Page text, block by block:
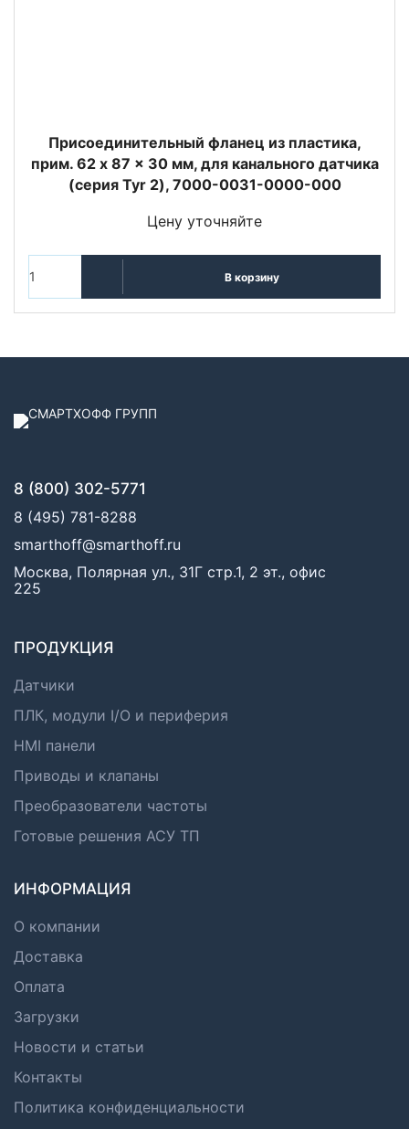
Присоединительный фланец из пластика,
прим. 62 x 87 x 30 мм, для канального датчика
(серия Tyr 2), 7000-0031-0000-000
Цену уточняйте
В корзину
8 (800) 302-5771
8 (495) 781-8288
smarthoff@smarthoff.ru
Москва, Полярная ул., 31Г стр.1, 2 эт., офис
225
ПРОДУКЦИЯ
Датчики
ПЛК, модули I/O и периферия
HMI панели
Приводы и клапаны
Преобразователи частоты
Готовые решения АСУ ТП
ИНФОРМАЦИЯ
О компании
Доставка
Оплата
Загрузки
Новости и статьи
Контакты
Политика конфиденциальности